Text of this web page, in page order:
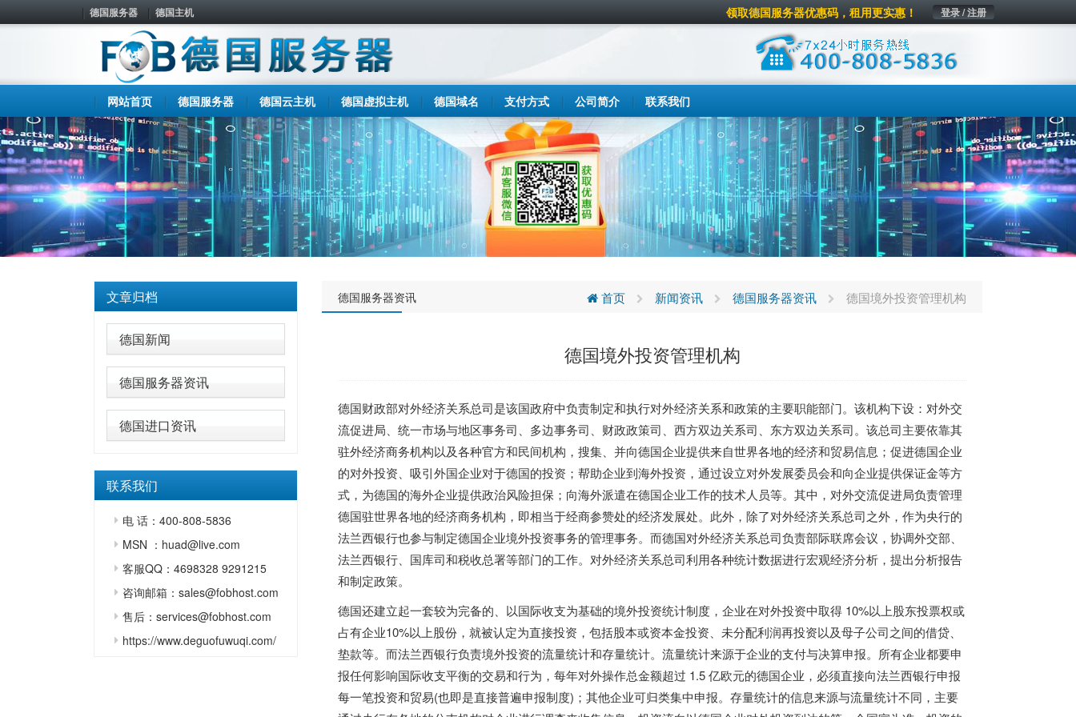
德国服务器 德国主机 登录 / 注册
领取德国服务器优惠码，租用更实惠！
网站首页 德国服务器 德国云主机 德国虚拟主机 德国域名 支付方式 公司简介 联系我们
文章归档
德国新闻
德国服务器资讯
德国进口资讯
联系我们
电 话：400-808-5836
MSN ：huad@live.com
客服QQ：4698328 9291215
咨询邮箱：sales@fobhost.com
售后：services@fobhost.com
https://www.deguofuwuqi.com/
德国服务器资讯 首页 新闻资讯 德国服务器资讯 德国境外投资管理机构
德国境外投资管理机构
德国财政部对外经济关系总司是该国政府中负责制定和执行对外经济关系和政策的主要职能部门。该机构下设：对外交
流促进局、统一市场与地区事务司、多边事务司、财政政策司、西方双边关系司、东方双边关系司。该总司主要依靠其
驻外经济商务机构以及各种官方和民间机构，搜集、并向德国企业提供来自世界各地的经济和贸易信息；促进德国企业
的对外投资、吸引外国企业对于德国的投资；帮助企业到海外投资，通过设立对外发展委员会和向企业提供保证金等方
式，为德国的海外企业提供政治风险担保；向海外派遣在德国企业工作的技术人员等。其中，对外交流促进局负责管理
德国驻世界各地的经济商务机构，即相当于经商参赞处的经济发展处。此外，除了对外经济关系总司之外，作为央行的
法兰西银行也参与制定德国企业境外投资事务的管理事务。而德国对外经济关系总司负责部际联席会议，协调外交部、
法兰西银行、国库司和税收总署等部门的工作。对外经济关系总司利用各种统计数据进行宏观经济分析，提出分析报告
和制定政策。
德国还建立起一套较为完备的、以国际收支为基础的境外投资统计制度，企业在对外投资中取得 10%以上股东投票权或
占有企业10%以上股份，就被认定为直接投资，包括股本或资本金投资、未分配利润再投资以及母子公司之间的借贷、
垫款等。而法兰西银行负责境外投资的流量统计和存量统计。流量统计来源于企业的支付与决算申报。所有企业都要申
报任何影响国际收支平衡的交易和行为，每年对外操作总金额超过 1.5 亿欧元的德国企业，必须直接向法兰西银行申报
每一笔投资和贸易(也即是直接普遍申报制度)；其他企业可归类集中申报。存量统计的信息来源与流量统计不同，主要